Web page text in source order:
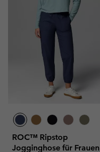
ROC™ Ripstop
Jogginghose für Frauen